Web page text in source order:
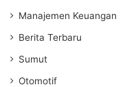
Manajemen Keuangan
Berita Terbaru
Sumut
Otomotif